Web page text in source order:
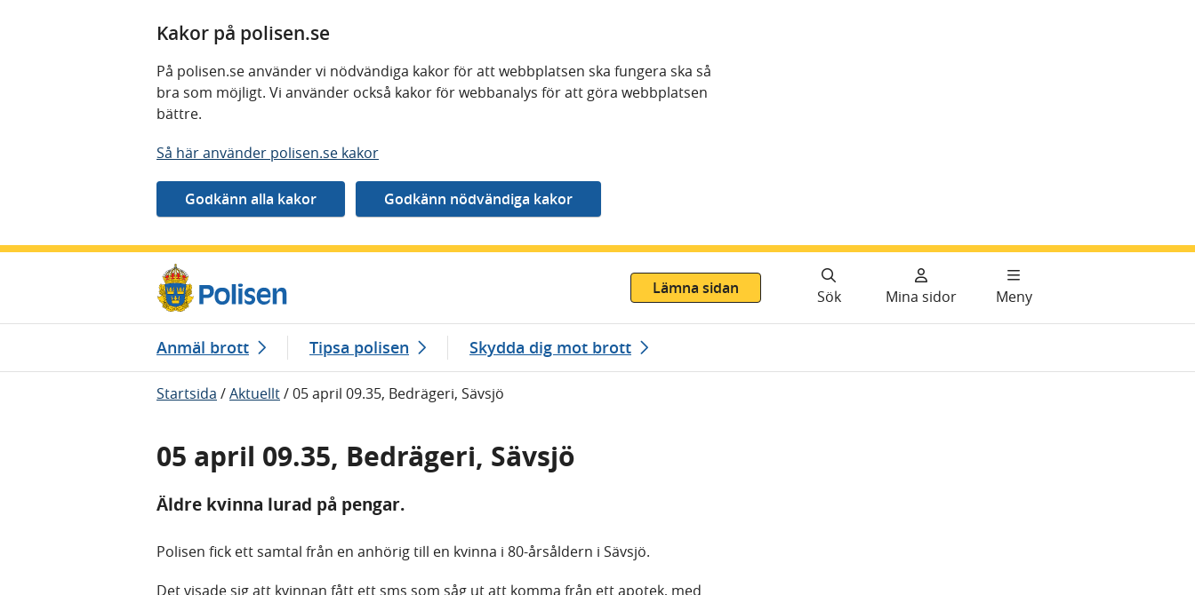
Kakor på polisen.se
På polisen.se använder vi nödvändiga kakor för att webbplatsen ska fungera ska så
bra som möjligt. Vi använder också kakor för webbanalys för att göra webbplatsen
bättre.
Så här använder polisen.se kakor
Lämna sidan
Sök Mina sidor Meny
Anmäl brott Tipsa polisen Skydda dig mot brott
Startsida /Aktuellt/05 april 09.35, Bedrägeri, Sävsjö
05 april 09.35, Bedrägeri, Sävsjö
Äldre kvinna lurad på pengar.
Polisen fick ett samtal från en anhörig till en kvinna i 80-årsåldern i Sävsjö.
Det visade sig att kvinnan fått ett sms som såg ut att komma från ett apotek, med